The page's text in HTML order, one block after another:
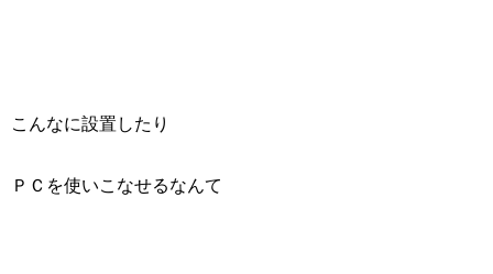
こんなに設置したり
ＰＣを使いこなせるなんて